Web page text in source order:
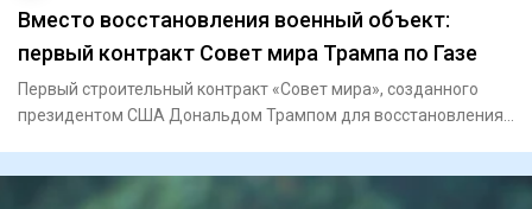
Вместо восстановления военный объект:
первый контракт Совет мира Трампа по Газе
Первый строительный контракт «Совет мира», созданного
президентом США Дональдом Трампом для восстановления